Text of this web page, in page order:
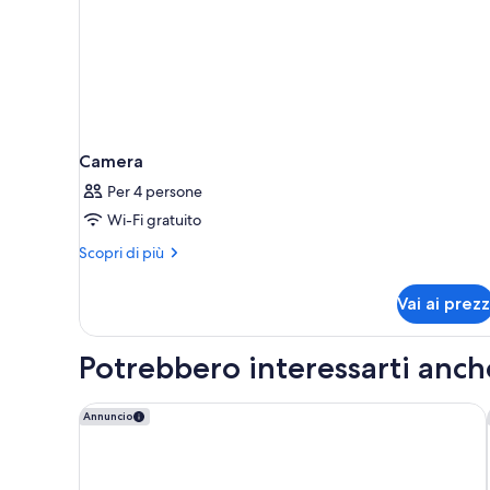
Camera
Per 4 persone
Wi-Fi gratuito
Scopri di più
Altri
Vai ai
Potrebbero interessarti
Annuncio
DoubleTree by Hilton Turin Lingotto